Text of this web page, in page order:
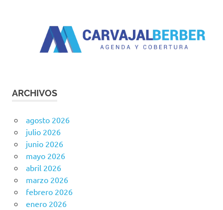
ARCHIVOS
agosto 2026
julio 2026
junio 2026
mayo 2026
abril 2026
marzo 2026
febrero 2026
enero 2026